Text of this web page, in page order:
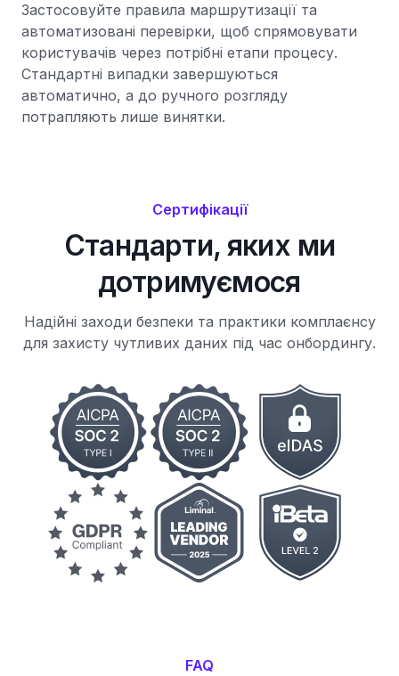
Застосовуйте правила маршрутизації та
автоматизовані перевірки, щоб спрямовувати
користувачів через потрібні етапи процесу.
Стандартні випадки завершуються
автоматично, а до ручного розгляду
потрапляють лише винятки.
Сертифікації
Стандарти, яких ми
дотримуємося
Надійні заходи безпеки та практики комплаєнсу
для захисту чутливих даних під час онбордингу.
FAQ